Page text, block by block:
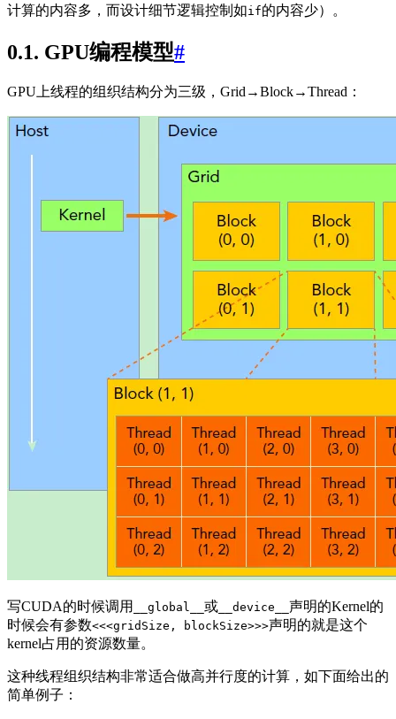
计算的内容多，而设计细节逻辑控制如if的内容少）。
0.1. GPU编程模型#
GPU上线程的组织结构分为三级，Grid→Block→Thread：
写CUDA的时候调用 __global__ 或 __device__ 声明的Kernel的
时候会有参数<<<gridSize, blockSize>>>声明的就是这个
kernel占用的资源数量。
这种线程组织结构非常适合做高并行度的计算，如下面给出的
简单例子：